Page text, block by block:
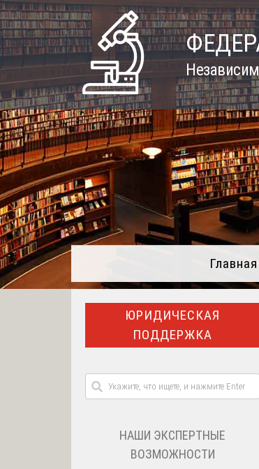
Skip
to
content
Главная
ЮРИДИЧЕСКАЯ
ПОДДЕРЖКА
НАШИ ЭКСПЕРТНЫЕ
ВОЗМОЖНОСТИ